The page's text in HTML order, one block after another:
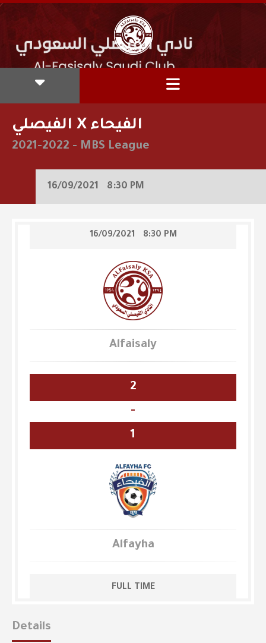
الفيصلي X الفيحاء
2021-2022 - MBS League
16/09/2021 8:30 PM
16/09/2021 8:30 PM
Alfaisaly
2
-
1
Alfayha
FULL TIME
Details